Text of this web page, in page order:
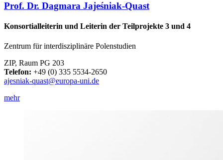
Prof. Dr. Dagmara Jajeśniak-Quast
Konsortialleiterin und Leiterin der Teilprojekte 3 und 4
Zentrum für interdisziplinäre Polenstudien
ZIP, Raum PG 203
Telefon: +49 (0) 335 5534-2650
ajesniak-quast@europa-uni.de
mehr